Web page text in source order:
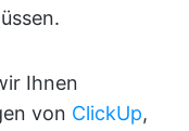
Ihnen
von ClickUp,